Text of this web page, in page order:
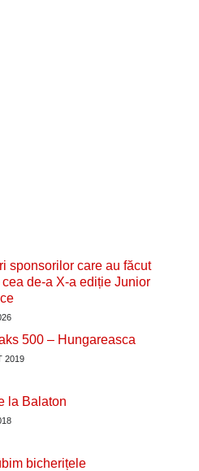
sponsorilor care au făcut
de-a X-a ediție Junior
500 – Hungareasca
2019
la Balaton
bicherițele